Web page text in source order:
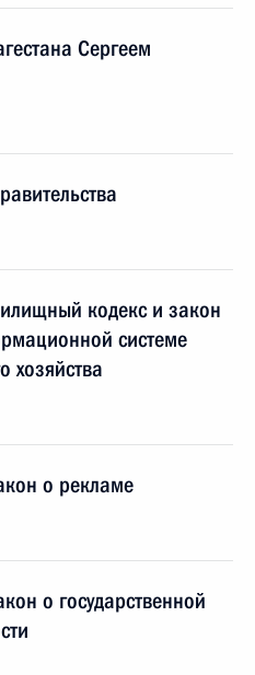
Сергеем
кодекс и закон
системе
хозяйства
о рекламе
о государственной